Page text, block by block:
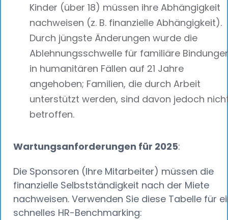
Kinder (über 18) müssen ihre Abhängigkeit
nachweisen (z. B. finanzielle Abhängigkeit).
Durch jüngste Änderungen wurde die
Ablehnungsschwelle für familiäre
in humanitären Fällen auf 21 Jahre
angehoben; Familien, die durch Arbeit
unterstützt werden, sind davon jedoch
betroffen.
Wartungsanforderungen für 2025:
Die Sponsoren (Ihre Mitarbeiter) müssen die
finanzielle Selbstständigkeit nach der Miete
nachweisen. Verwenden Sie diese Tabelle für
schnelles HR-Benchmarking: